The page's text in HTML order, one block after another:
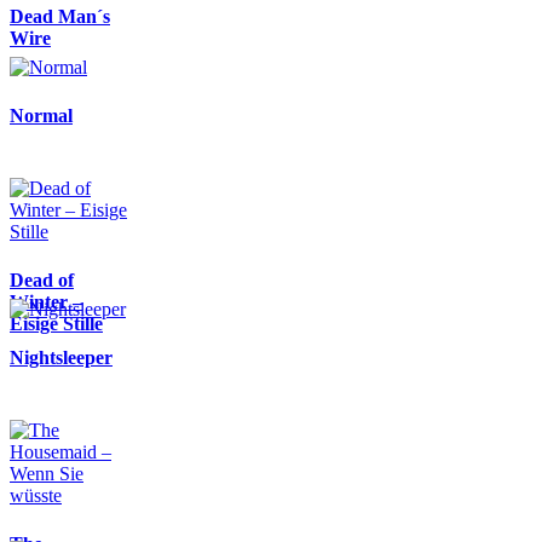
Dead Man´s
Wire
Normal
Dead of
Winter –
Eisige Stille
Nightsleeper